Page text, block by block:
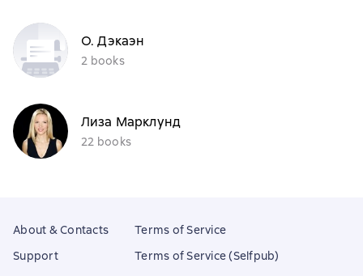
О. Дэкаэн
2 books
Лиза Марклунд
22 books
About & Contacts
Support
Terms of Service
Terms of Service (Selfpub)